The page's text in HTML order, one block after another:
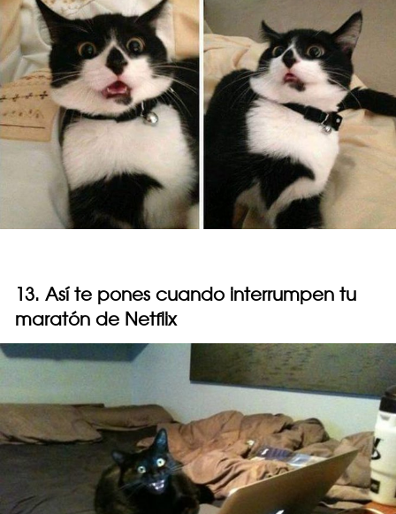
13. Así te pones cuando interrumpen tu
maratón de Netflix